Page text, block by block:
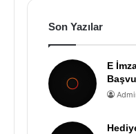
Son Yazılar
E